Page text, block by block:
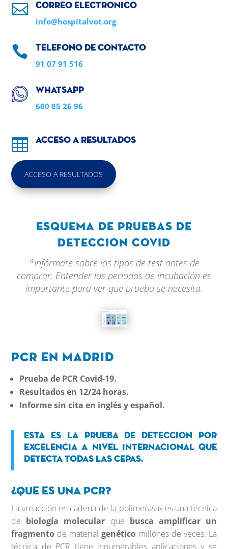
 Correo electronico
info@hospitalvot.org
 Telefono de contacto
91 07 91 516
Whatsapp
600 85 26 96
 Acceso a resultados
ACCESO A RESULTADOS
Esquema de Pruebas de
deteccion covid
*Infórmate sobre los tipos de test antes de
comprar. Entender los periodos de incubación es
importante para ver que prueba se necesita.
PCR en Madrid
Prueba de PCR Covid-19.
Resultados en 12/24 horas.
Informe sin cita en inglés y español.
Esta es la prueba de deteccion por
excelencia a nivel internacional que
detecta todas las cepas.
¿Que es una PCR?
La «reacción en cadena de la polimerasa» es una técnica
de biología molecular que busca amplificar un
fragmento de materialgenético millones de veces. La
técnica de PCR tiene innumerables aplicaciones y se